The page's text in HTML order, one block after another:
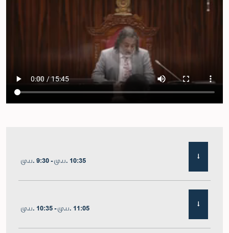
மு.ப. 9:30 - மு.ப. 10:35
மு.ப. 10:35 - மு.ப. 11:05